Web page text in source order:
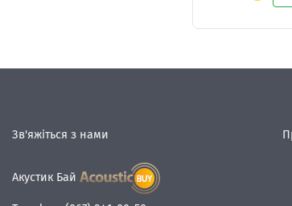
Зв'яжіться з нами
Акустик Бай